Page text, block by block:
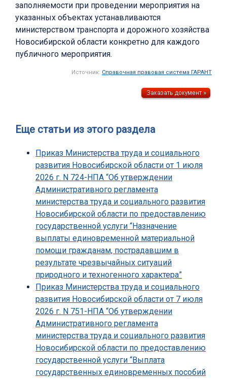
заполняемости при проведении мероприятия на
указанных объектах устанавливаются
министерством транспорта и дорожного хозяйства
Новосибирской области конкретно для каждого
публичного мероприятия.
Источник: Справочная правовая система ГАРАНТ
Еще статьи из этого раздела
Приказ Министерства труда и социального
развития Новосибирской области от 1 июля
2026 г. N 724-НПА “Об утверждении
Административного регламента
министерства труда и социального развития
Новосибирской области по предоставлению
государственной услуги “Назначение
выплаты единовременной материальной
помощи гражданам, пострадавшим в
результате чрезвычайных ситуаций
природного и техногенного характера”
Приказ Министерства труда и социального
развития Новосибирской области от 7 июля
2026 г. N 751-НПА “Об утверждении
Административного регламента
министерства труда и социального развития
Новосибирской области по предоставлению
государственной услуги “Выплата
государственных единовременных пособий